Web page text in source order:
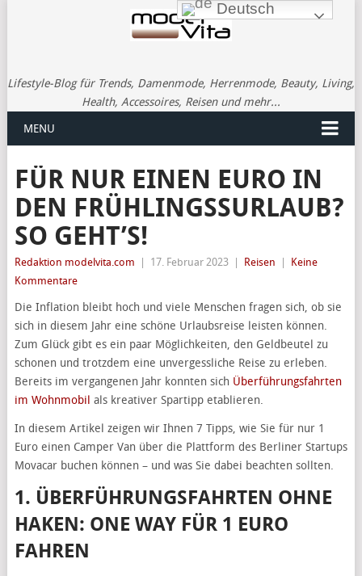
Lifestyle-Blog für Trends, Damenmode, Herrenmode, Beauty, Living,
Health, Accessoires, Reisen und mehr...
MENU
FÜR NUR EINEN EURO IN
DEN FRÜHLINGSSURLAUB?
SO GEHT’S!
Redaktion modelvita.com 17. Februar 2023 Reisen
Keine
Kommentare
Die Inflation bleibt hoch und viele Menschen fragen sich, ob sie
sich in diesem Jahr eine schöne Urlaubsreise leisten können.
Zum Glück gibt es ein paar Möglichkeiten, den Geldbeutel zu
schonen und trotzdem eine unvergessliche Reise zu erleben.
Bereits im vergangenen Jahr konnten sich Überführungsfahrten
im Wohnmobil als kreativer Spartipp etablieren.
In diesem Artikel zeigen wir Ihnen 7 Tipps, wie Sie für nur 1
Euro einen Camper Van über die Plattform des Berliner Startups
Movacar buchen können – und was Sie dabei beachten sollten.
1. ÜBERFÜHRUNGSFAHRTEN OHNE
HAKEN: ONE WAY FÜR 1 EURO
FAHREN
Deutsch